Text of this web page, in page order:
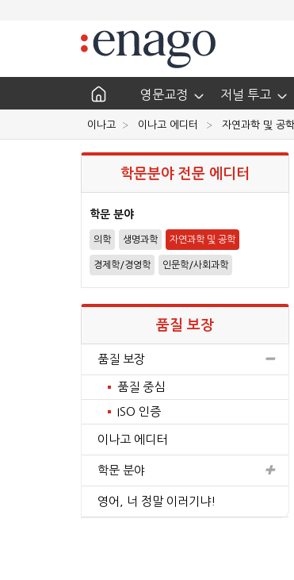
영문교정 저널 투고
이나고 이나고 에디터 자연과학 및 공학
학문분야 전문 에디터
학문 분야
의학 생명과학 자연과학 및 공학
경제학/경영학 인문학/사회과학
품질 보장
품질 보장
품질 중심
ISO 인증
이나고 에디터
학문 분야
영어, 너 정말 이러기냐!
PhD, Molecular
Cancer
4+ 년간의 경험